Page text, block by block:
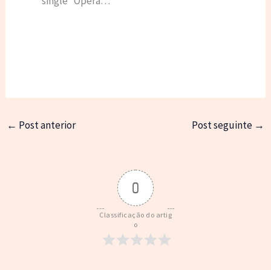
← Post anterior Post seguinte →
0
Classificação do artig
o